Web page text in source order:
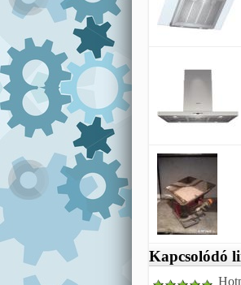
Kapcsolódó